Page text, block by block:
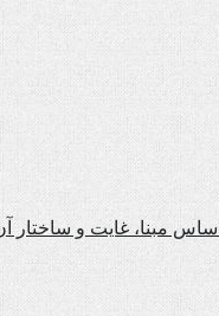
مبنا، غایت و ساختار